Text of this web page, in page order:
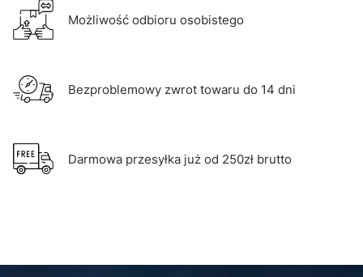
Możliwość odbioru osobistego
Bezproblemowy zwrot towaru do 14 dni
Darmowa przesyłka już od 250zł brutto